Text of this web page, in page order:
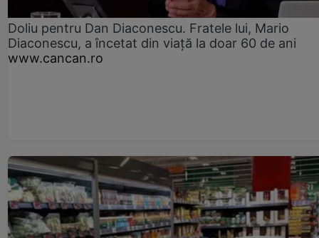
Doliu pentru Dan Diaconescu. Fratele lui, Mario
Diaconescu, a încetat din viață la doar 60 de ani
www.cancan.ro